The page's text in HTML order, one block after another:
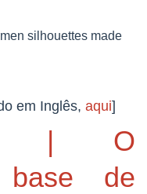
em Inglês, aqui]
| O
base de